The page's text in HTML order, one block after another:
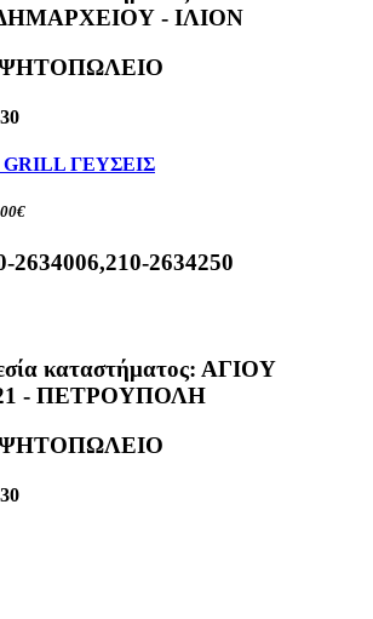
- ΙΛΙΟΝ
ΨΗΤΟΠΩΛΕΙΟ
GRILL ΓΕΥΣΕΙΣ
2634006,210-2634250
καταστήματος: ΑΓΙΟΥ
- ΠΕΤΡΟΥΠΟΛΗ
ΨΗΤΟΠΩΛΕΙΟ